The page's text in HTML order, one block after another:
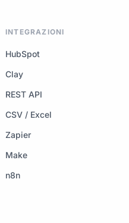
INTEGRAZIONI
HubSpot
Clay
REST API
CSV / Excel
Zapier
Make
n8n